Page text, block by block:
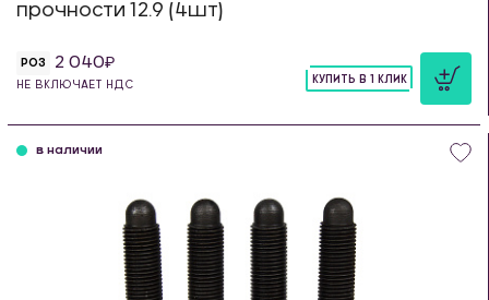
прочности 12.9 (4шт)
РОЗ 2 040
НЕ ВКЛЮЧАЕТ НДС
КУПИТЬ В 1 КЛИК
в наличии